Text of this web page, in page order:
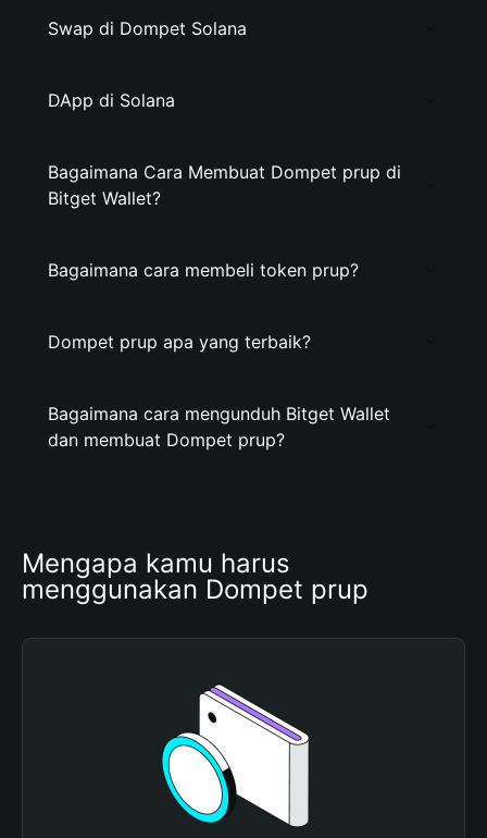
Swap di Dompet Solana
DApp di Solana
Bagaimana Cara Membuat Dompet prup di
Bitget Wallet?
Bagaimana cara membeli token prup?
Dompet prup apa yang terbaik?
Bagaimana cara mengunduh Bitget Wallet
dan membuat Dompet prup?
Mengapa kamu harus
menggunakan Dompet prup